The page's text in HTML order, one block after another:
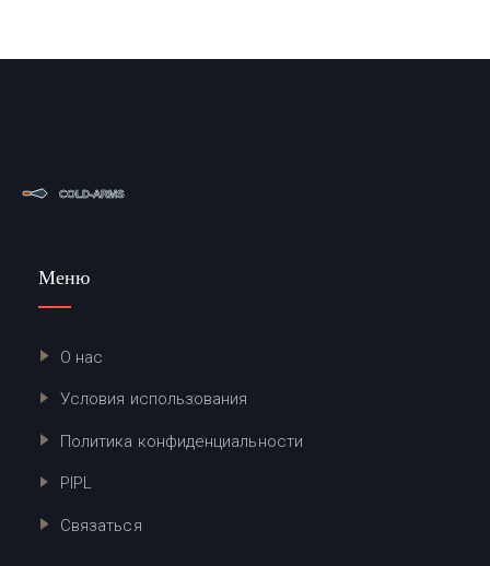
Меню
О нас
Условия использования
Политика конфиденциальности
PIPL
Связаться